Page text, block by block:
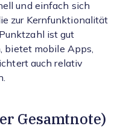
und einfach sich
zur Kernfunktionalität
ist gut
bietet mobile Apps,
auch relativ
Gesamtnote)